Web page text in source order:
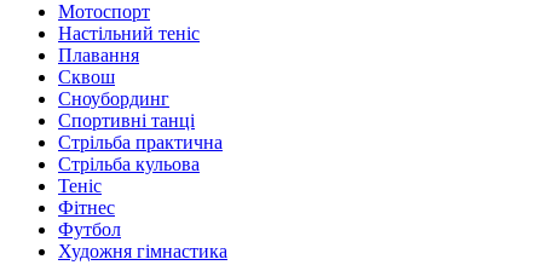
Мотоспорт
Настільний теніс
Плавання
Сквош
Сноубординг
Спортивні танці
Стрільба практична
Стрільба кульова
Теніс
Фітнес
Футбол
Художня гімнастика